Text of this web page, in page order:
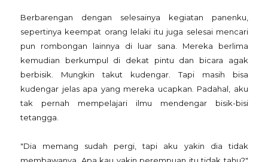
Berbarengan dengan selesainya kegiatan panenku,
sepertinya keempat orang lelaki itu juga selesai mencari
pun rombongan lainnya di luar sana. Mereka berlima
kemudian berkumpul di dekat pintu dan bicara agak
berbisik. Mungkin takut kudengar. Tapi masih bisa
kudengar jelas apa yang mereka ucapkan. Padahal, aku
tak pernah mempelajari ilmu mendengar bisik-bisi
tetangga.
"Dia memang sudah pergi, tapi aku yakin dia tidak